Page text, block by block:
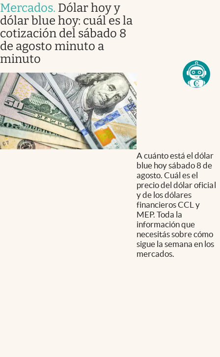
Mercados. Dólar hoy y
dólar blue hoy: cuál es la
cotización del sábado 8
de agosto minuto a
minuto
A cuánto está el dólar
blue hoy sábado 8 de
agosto. Cuál es el
precio del dólar oficial
y de los dólares
financieros CCL y
MEP. Toda la
información que
necesitás sobre cómo
sigue la semana en los
mercados.